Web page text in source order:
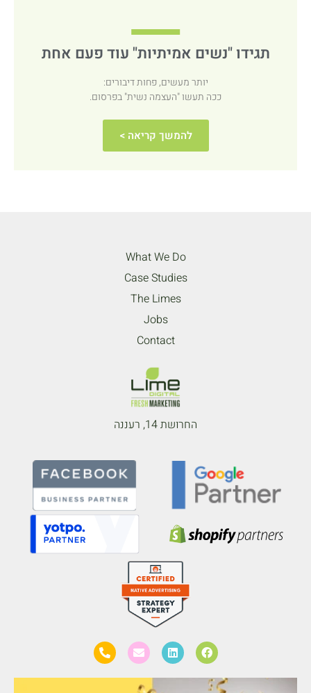
תגידו "נשים אמיתיות" עוד פעם אחת
יותר מעשים, פחות דיבורים:
ככה תעשו "העצמה נשית" בפרסום.
להמשך קריאה >
What We Do
Case Studies
The Limes
Jobs
Contact
החרושת 14, רעננה